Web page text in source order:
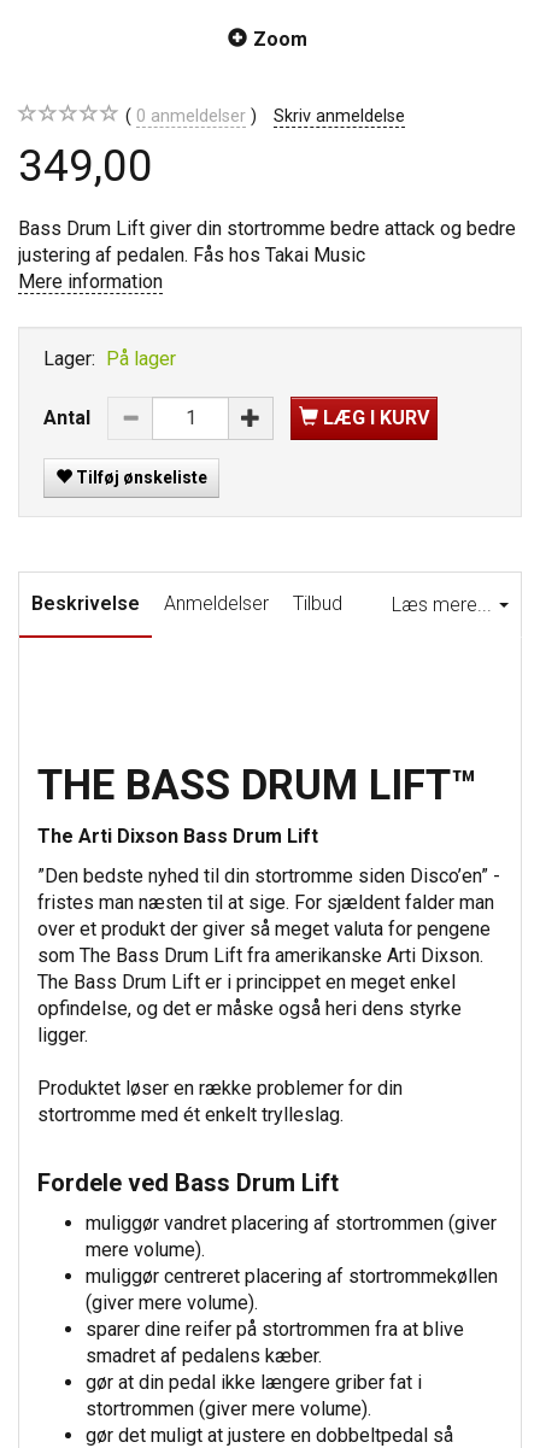
Zoom
0 anmeldelser Skriv anmeldelse
349,00
Bass Drum Lift giver din stortromme bedre attack og bedre
justering af pedalen. Fås hos Takai Music
Mere information
Lager: På lager
Antal LÆG I KURV
Tilføj ønskeliste
Læs mere...
Beskrivelse Anmeldelser Tilbud
THE BASS DRUM LIFT™
The Arti Dixson Bass Drum Lift
”Den bedste nyhed til din stortromme siden Disco’en” -
fristes man næsten til at sige. For sjældent falder man
over et produkt der giver så meget valuta for pengene
som The Bass Drum Lift fra amerikanske Arti Dixson.
The Bass Drum Lift er i princippet en meget enkel
opfindelse, og det er måske også heri dens styrke
ligger.
Produktet løser en række problemer for din
stortromme med ét enkelt trylleslag.
Fordele ved Bass Drum Lift
muliggør vandret placering af stortrommen (giver
mere volume).
muliggør centreret placering af stortrommekøllen
(giver mere volume).
sparer dine reifer på stortrommen fra at blive
smadret af pedalens kæber.
gør at din pedal ikke længere griber fat i
stortrommen (giver mere volume).
gør det muligt at justere en dobbeltpedal så